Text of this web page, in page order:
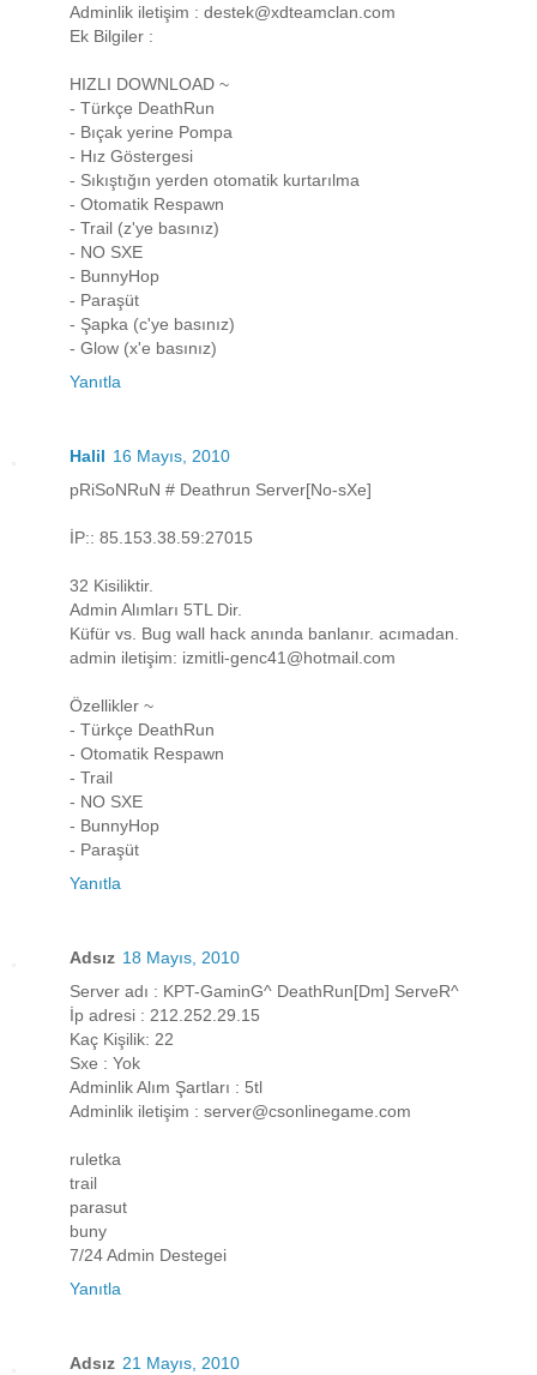
Adminlik iletişim : destek@xdteamclan.com
Ek Bilgiler :
HIZLI DOWNLOAD ~
- Türkçe DeathRun
- Bıçak yerine Pompa
- Hız Göstergesi
- Sıkıştığın yerden otomatik kurtarılma
- Otomatik Respawn
- Trail (z'ye basınız)
- NO SXE
- BunnyHop
- Paraşüt
- Şapka (c'ye basınız)
- Glow (x'e basınız)
Yanıtla
Halil 16 Mayıs, 2010
pRiSoNRuN # Deathrun Server[No-sXe]
İP:: 85.153.38.59:27015
32 Kisiliktir.
Admin Alımları 5TL Dir.
Küfür vs. Bug wall hack anında banlanır. acımadan.
admin iletişim: izmitli-genc41@hotmail.com
Özellikler ~
- Türkçe DeathRun
- Otomatik Respawn
- Trail
- NO SXE
- BunnyHop
- Paraşüt
Yanıtla
Adsız 18 Mayıs, 2010
Server adı : KPT-GaminG^ DeathRun[Dm] ServeR^
İp adresi : 212.252.29.15
Kaç Kişilik: 22
Sxe : Yok
Adminlik Alım Şartları : 5tl
Adminlik iletişim : server@csonlinegame.com
ruletka
trail
parasut
buny
7/24 Admin Destegei
Yanıtla
Adsız 21 Mayıs, 2010